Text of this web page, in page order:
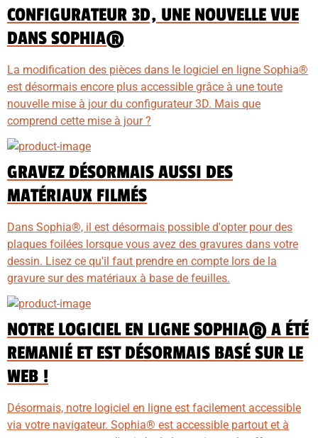
CONFIGURATEUR 3D, UNE NOUVELLE VUE
DANS SOPHIA®
La modification des pièces dans le logiciel en ligne Sophia®
est désormais encore plus accessible grâce à une toute
nouvelle mise à jour du configurateur 3D. Mais que
comprend cette mise à jour ?
GRAVEZ DÉSORMAIS AUSSI DES
MATÉRIAUX FILMÉS
Dans Sophia®, il est désormais possible d'opter pour des
plaques foilées lorsque vous avez des gravures dans votre
dessin. Lisez ce qu'il faut prendre en compte lors de la
gravure sur des matériaux à base de feuilles.
NOTRE LOGICIEL EN LIGNE SOPHIA® A ÉTÉ
REMANIÉ ET EST DÉSORMAIS BASÉ SUR LE
WEB !
Désormais, notre logiciel en ligne est facilement accessible
via votre navigateur. Sophia® est accessible partout et à